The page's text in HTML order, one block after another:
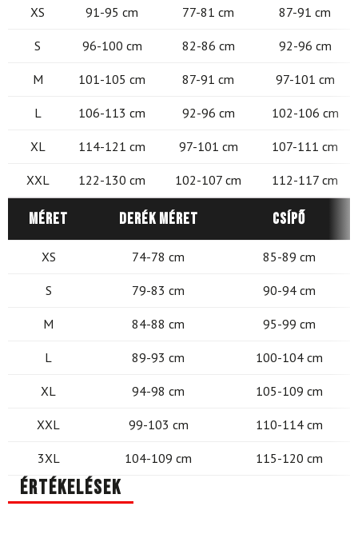
XS 91-95 cm 77-81 cm 87-91 cm
S 96-100 cm 82-86 cm 92-96 cm
M 101-105 cm 87-91 cm 97-101 cm
L 106-113 cm 92-96 cm 102-106 cm
XL 114-121 cm 97-101 cm 107-111 cm
XXL 122-130 cm 102-107 cm 112-117 cm
Méret Derék méret Csípő
XS 74-78 cm 85-89 cm
S 79-83 cm 90-94 cm
M 84-88 cm 95-99 cm
L 89-93 cm 100-104 cm
XL 94-98 cm 105-109 cm
XXL 99-103 cm 110-114 cm
3XL 104-109 cm 115-120 cm
Értékelések